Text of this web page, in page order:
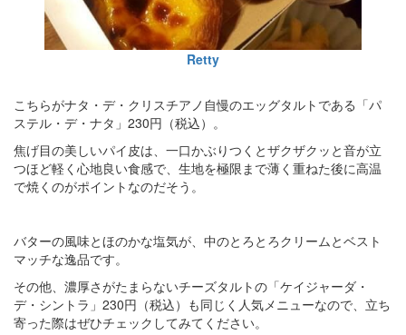
Retty
こちらがナタ・デ・クリスチアノ自慢のエッグタルトである「パ
ステル・デ・ナタ」230円（税込）。
焦げ目の美しいパイ皮は、一口かぶりつくとザクザクッと音が立
つほど軽く心地良い食感で、生地を極限まで薄く重ねた後に高温
で焼くのがポイントなのだそう。
バターの風味とほのかな塩気が、中のとろとろクリームとベスト
マッチな逸品です。
その他、濃厚さがたまらないチーズタルトの「ケイジャーダ・
デ・シントラ」230円（税込）も同じく人気メニューなので、立ち
寄った際はぜひチェックしてみてください。